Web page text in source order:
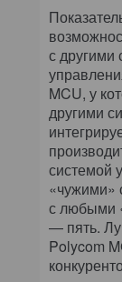
с другими
MCU, у
другими
системой
«чужими»
с любыми
— пять.
Polycom